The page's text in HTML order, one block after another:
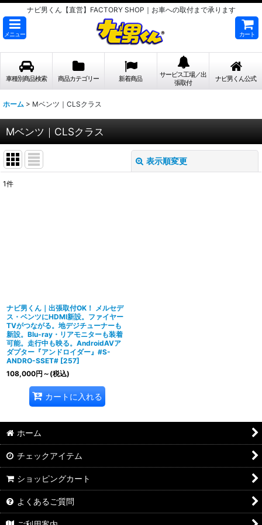
ナビ男くん【直営】FACTORY SHOP｜お車への取付まで承ります
メニュー カート
車種別商品検索 商品カテゴリー 新着商品
サービス工場／出
張取付
ナビ男くん公式
ホーム > Mベンツ｜CLSクラス
Mベンツ｜CLSクラス
表示順変更
1件
ナビ男くん｜出張取付OK！ メルセデ
ス・ベンツにHDMI新設。ファイヤー
TVがつながる。地デジチューナーも
新設。Blu-ray・リアモニターも装着
可能。走行中も映る。AndroidAVア
ダプター『アンドロイダー』#S-
ANDRO-SSET# [257]
108,000円 ～ (税込)
カートに入れる
ホーム
チェックアイテム
ショッピングカート
よくあるご質問